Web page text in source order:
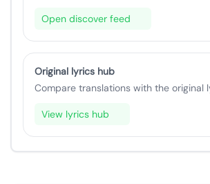
Open discover feed
Original lyrics hub
Compare translations with the original
View lyrics hub